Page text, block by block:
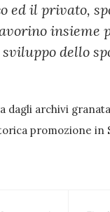
ed il privato,
insieme
dello
dagli archivi
promozione in